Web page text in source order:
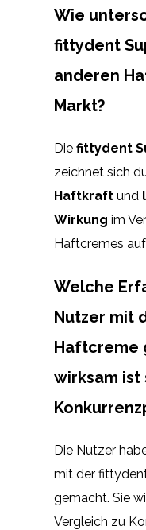
Wie
fittydent
anderen
Markt?
Die fittydent
zeichnet sich
Haftkraft und
Wirkung im
Haftcremes
Welche
Nutzer mit
Haftcreme
wirksam ist
Die Nutzer
mit der
gemacht. Sie
Vergleich zu